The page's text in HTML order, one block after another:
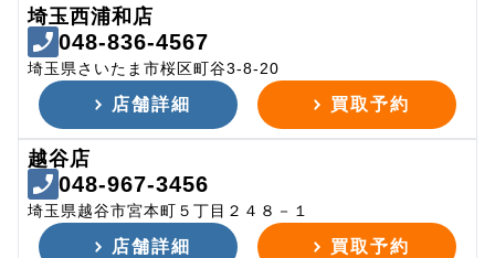
埼玉西浦和店
048-836-4567
埼玉県さいたま市桜区町谷3-8-20
店舗詳細 買取予約
越谷店
048-967-3456
埼玉県越谷市宮本町５丁目２４８－１
店舗詳細 買取予約